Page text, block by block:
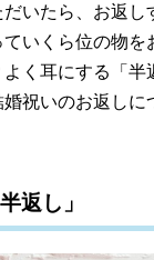
いたら、お返し
いくら位の物を
く耳にする「半
祝いのお返しに
返し」